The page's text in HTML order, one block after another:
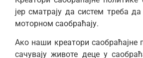
јер сматрају да систем треба
моторном саобраћају.
Ако наши креатори саобраћајне
сачувају животе деце у